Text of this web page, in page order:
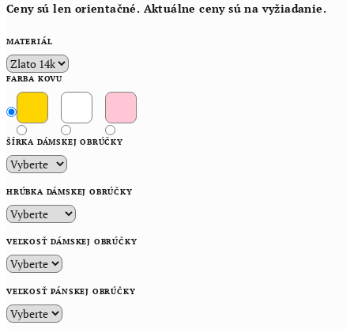
Ceny sú len orientačné. Aktuálne ceny sú na vyžiadanie.
MATERIÁL
FARBA KOVU
ŠÍRKA DÁMSKEJ OBRÚČKY
HRÚBKA DÁMSKEJ OBRÚČKY
VEĽKOSŤ DÁMSKEJ OBRÚČKY
VEĽKOSŤ PÁNSKEJ OBRÚČKY